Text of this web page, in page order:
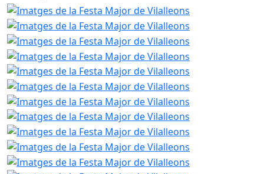
Imatges de la Festa Major de Vilalleons